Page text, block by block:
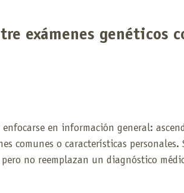
exámenes genéticos
enfocarse en información general:
comunes o características personales.
no reemplazan un diagnóstico